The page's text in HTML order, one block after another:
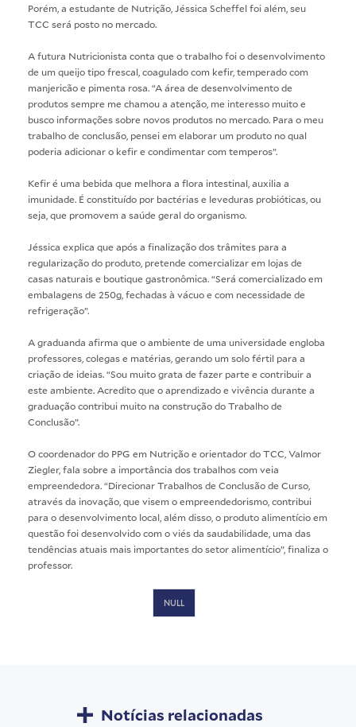
Porém, a estudante de Nutrição, Jéssica Scheffel foi além, seu
TCC será posto no mercado.
A futura Nutricionista conta que o trabalho foi o desenvolvimento
de um queijo tipo frescal, coagulado com kefir, temperado com
manjericão e pimenta rosa. “A área de desenvolvimento de
produtos sempre me chamou a atenção, me interesso muito e
busco informações sobre novos produtos no mercado. Para o meu
trabalho de conclusão, pensei em elaborar um produto no qual
poderia adicionar o kefir e condimentar com temperos”.
Kefir é uma bebida que melhora a flora intestinal, auxilia a
imunidade. É constituído por bactérias e leveduras probióticas, ou
seja, que promovem a saúde geral do organismo.
Jéssica explica que após a finalização dos trâmites para a
regularização do produto, pretende comercializar em lojas de
casas naturais e boutique gastronômica. “Será comercializado em
embalagens de 250g, fechadas à vácuo e com necessidade de
refrigeração”.
A graduanda afirma que o ambiente de uma universidade engloba
professores, colegas e matérias, gerando um solo fértil para a
criação de ideias. “Sou muito grata de fazer parte e contribuir a
este ambiente. Acredito que o aprendizado e vivência durante a
graduação contribui muito na construção do Trabalho de
Conclusão”.
O coordenador do PPG em Nutrição e orientador do TCC, Valmor
Ziegler, fala sobre a importância dos trabalhos com veia
empreendedora. “Direcionar Trabalhos de Conclusão de Curso,
através da inovação, que visem o empreendedorismo, contribui
para o desenvolvimento local, além disso, o produto alimentício em
questão foi desenvolvido com o viés da saudabilidade, uma das
tendências atuais mais importantes do setor alimentício”, finaliza o
professor.
NULL
Notícias relacionadas